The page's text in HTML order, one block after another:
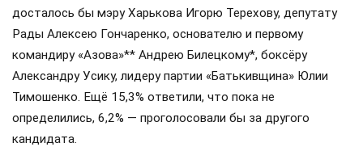
досталось бы мэру Харькова Игорю Терехову, депутату
Рады Алексею Гончаренко, основателю и первому
командиру «Азова»** Андрею Билецкому*, боксёру
Александру Усику, лидеру партии «Батькивщина» Юлии
Тимошенко. Ещё 15,3% ответили, что пока не
определились, 6,2% — проголосовали бы за другого
кандидата.